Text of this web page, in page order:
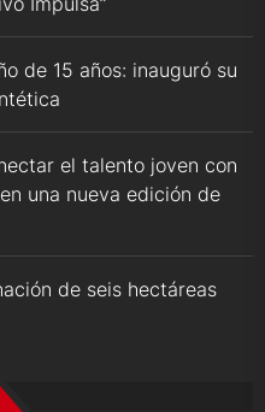
de 15 años: inauguró su
el talento joven con
una nueva edición de
de seis hectáreas